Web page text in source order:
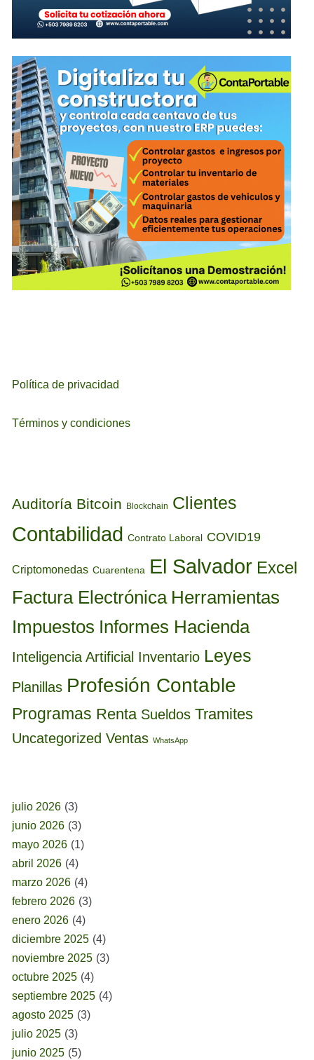
Política de privacidad
Términos y condiciones
Auditoría Bitcoin Blockchain Clientes
Contabilidad Contrato Laboral COVID19
Criptomonedas Cuarentena El Salvador Excel
Factura Electrónica Herramientas
Impuestos Informes Hacienda
Inteligencia Artificial Inventario Leyes
Planillas Profesión Contable
Programas Renta Sueldos Tramites
Uncategorized Ventas WhatsApp
julio 2026 (3)
junio 2026 (3)
mayo 2026 (1)
abril 2026 (4)
marzo 2026 (4)
febrero 2026 (3)
enero 2026 (4)
diciembre 2025 (4)
noviembre 2025 (3)
octubre 2025 (4)
septiembre 2025 (4)
agosto 2025 (3)
julio 2025 (3)
junio 2025 (5)